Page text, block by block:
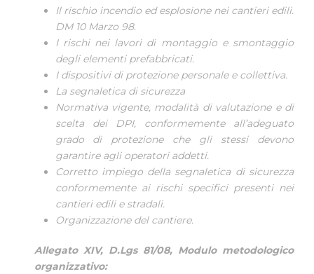
Il rischio incendio ed esplosione nei cantieri edili.
DM 10 Marzo 98.
I rischi nei lavori di montaggio e smontaggio
degli elementi prefabbricati.
I dispositivi di protezione personale e collettiva.
La segnaletica di sicurezza
Normativa vigente, modalità di valutazione e di
scelta dei DPI, conformemente all’adeguato
grado di protezione che gli stessi devono
garantire agli operatori addetti.
Corretto impiego della segnaletica di sicurezza
conformemente ai rischi specifici presenti nei
cantieri edili e stradali.
Organizzazione del cantiere.
Allegato XIV, D.Lgs 81/08, Modulo metodologico
organizzativo: